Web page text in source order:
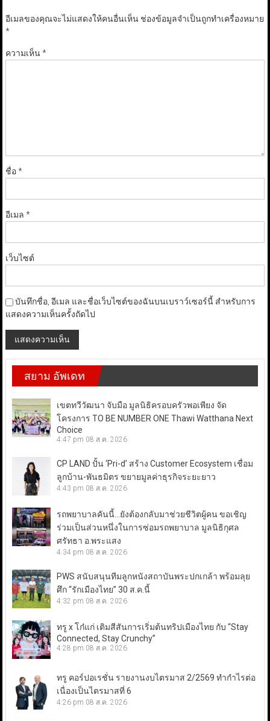
อีเมลของคุณจะไม่แสดงให้คนอื่นเห็น ช่องข้อมูลจำเป็นถูกทำเครื่องหมาย
*
ความเห็น*
ชื่อ*
อีเมล *
เว็บไซต์
บันทึกชื่อ, อีเมล และชื่อเว็บไซต์ของฉันบนเบราว์เซอร์นี้ สำหรับการ
แสดงความเห็นครั้งถัดไป
สยาม อัพเดท
เขตทวีวัฒนา จับมือ มูลนิธิครอบครัวพอเพียง จัด
โครงการ TO BE NUMBER ONE Thawi Watthana Next
Choice
4:47 pm 08 ส.ค. 2026
CP LAND ปั้น ‘Pri-d’ สร้าง Customer Ecosystem เชื่อม
ลูกบ้าน-พันธมิตร ขยายมูลค่าธุรกิจระยะยาว
4:43 pm 08 ส.ค. 2026
รถพยาบาลคันนี้…ยังต้องกลับมาช่วยชีวิตผู้คน ขอเชิญ
ร่วมเป็นส่วนหนึ่งในการซ่อมรถพยาบาล มูลนิธิกุศล
ศรัทธา อ.พระแสง
4:34 pm 08 ส.ค. 2026
PWS สนับสนุนทีมลูกหนังสถาบันพระปกเกล้า พร้อมลุย
ศึก “รักเมืองไทย” 30 ส.ค.นี้
4:32 pm 08 ส.ค. 2026
ทรู x โก๋แก่ เติมสีสันการเริ่มต้นทริปเมืองไทย กับ “Stay
Connected, Stay Crunchy”
4:28 pm 08 ส.ค. 2026
ทรู คอร์ปอเรชั่น รายงานงบไตรมาส 2/2569 ทำกำไรต่อ
เนื่องเป็นไตรมาสที่ 6
4:26 pm 08 ส.ค. 2026